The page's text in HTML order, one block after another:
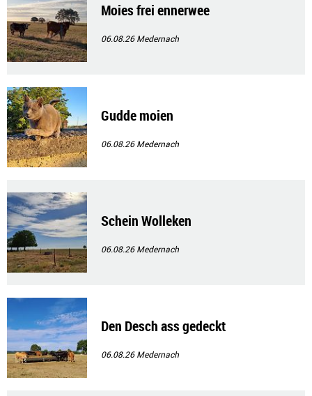
Moies frei ennerwee
06.08.26Medernach
Gudde moien
06.08.26Medernach
Schein Wolleken
06.08.26Medernach
Den Desch ass gedeckt
06.08.26Medernach